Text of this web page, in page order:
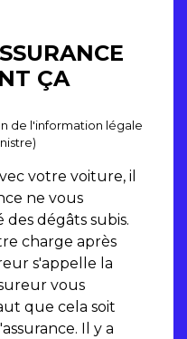
ÇA
de l'information légale
votre voiture, il
ne vous
dégâts subis.
charge après
s'appelle la
vous
que cela soit
Il y a